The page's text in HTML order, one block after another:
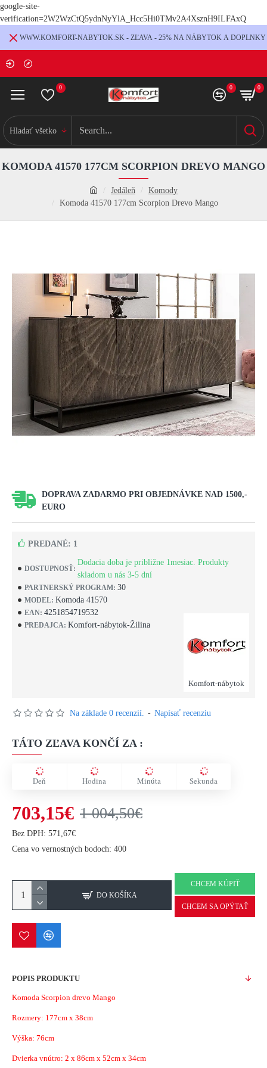
google-site-
verification=2W2WzCtQ5ydnNyYlA_Hcc5Hi0TMv2A4XsznH9ILFAxQ
WWW.KOMFORT-NABYTOK.SK - ZĽAVA - 25% NA NÁBYTOK A DOPLNKY
0 0 0
Hladať všetko
Jedáleň
Komody
Komoda 41570 177cm Scorpion Drevo Mango
KOMODA 41570 177CM SCORPION DREVO MANGO
DOPRAVA ZADARMO PRI OBJEDNÁVKE NAD 1500,-
EURO
DOSTUPNOSŤ:
Dodacia doba je približne 1mesiac. Produkty
skladom u nás 3-5 dní
PARTNERSKÝ PROGRAM: 30
MODEL: Komoda 41570
EAN: 4251854719532
PREDAJCA: Komfort-nábytok-Žilina
Komfort-nábytok
PREDANÉ: 1
Na základe 0 recenzií. - Napísať recenziu
TÁTO ZĽAVA KONČÍ ZA :
Deň Hodina Minúta Sekunda
703,15€ 1 004,50€
Bez DPH: 571,67€
Cena vo vernostných bodoch: 400
DO KOŠÍKA
CHCEM KÚPIŤ
CHCEM SA OPÝTAŤ
POPIS PRODUKTU
Komoda Scorpion drevo Mango
Rozmery: 177cm x 38cm
Výška: 76cm
Dvierka vnútro: 2 x 86cm x 52cm x 34cm